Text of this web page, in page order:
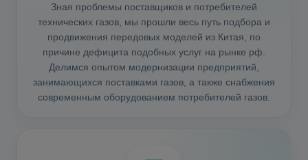
Зная проблемы поставщиков и потребителей
технических газов, мы прошли весь путь подбора и
продвижения передовых моделей из Китая, по
причине дефицита подобных услуг на рынке рф.
Делимся опытом модернизации предприятий,
занимающихся поставками газов, а также снабжения
современным оборудованием потребителей газов.